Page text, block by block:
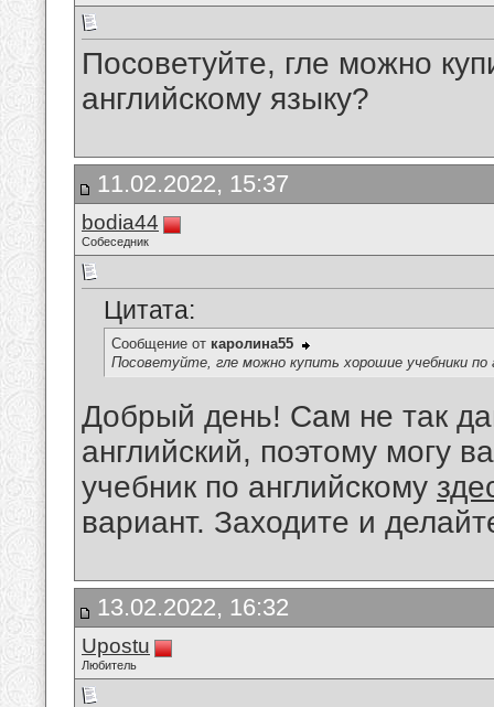
Посоветуйте, гле можно
английскому языку?
11.02.2022, 15:37
bodia44
Собеседник
Цитата:
Сообщение от каролина55
Посоветуйте, гле можно купить хорошие учебники по
Добрый день! Сам не так
английский, поэтому могу
учебник по английскому
вариант. Заходите и
13.02.2022, 16:32
Upostu
Любитель